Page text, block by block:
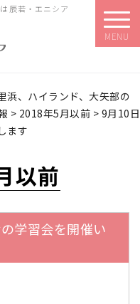
辰若・エニシア
MENU
浜、ハイランド、大矢部の
> 2018年5月以前 > 9月10日
ます
以前
学習会を開催い